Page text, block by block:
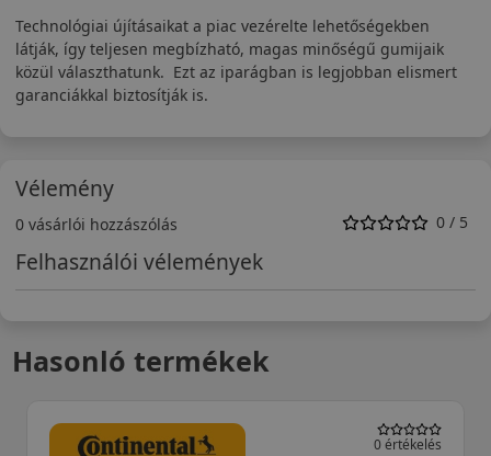
Technológiai újításaikat a piac vezérelte lehetőségekben
látják, így teljesen megbízható, magas minőségű gumijaik
közül választhatunk. Ezt az iparágban is legjobban elismert
garanciákkal biztosítják is.
Vélemény
0 vásárlói hozzászólás 0 / 5
Felhasználói vélemények
Hasonló termékek
0 értékelés